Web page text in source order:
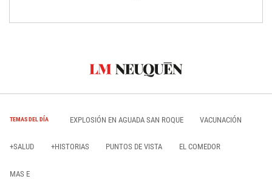
TEMAS DEL DÍA EXPLOSIÓN EN AGUADA SAN ROQUE VACUNACIÓN
+SALUD +HISTORIAS PUNTOS DE VISTA EL COMEDOR
MAS E